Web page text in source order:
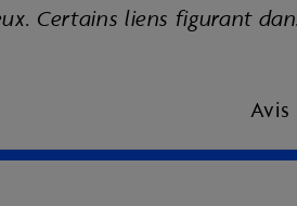
Certains liens figurant